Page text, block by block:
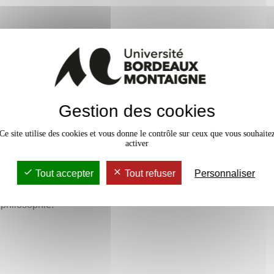
même).
sujet possible ou valable ?
de Freud et Lacan dans le récit
un concept de sujet pour avoir
ce CM de découverte et
sujet dans l’histoire de la
Foucault).
Gestion des cookies
Ce site utilise des cookies et vous donne le contrôle sur ceux que vous
activer
Tout accepter Tout refuser Personnaliser